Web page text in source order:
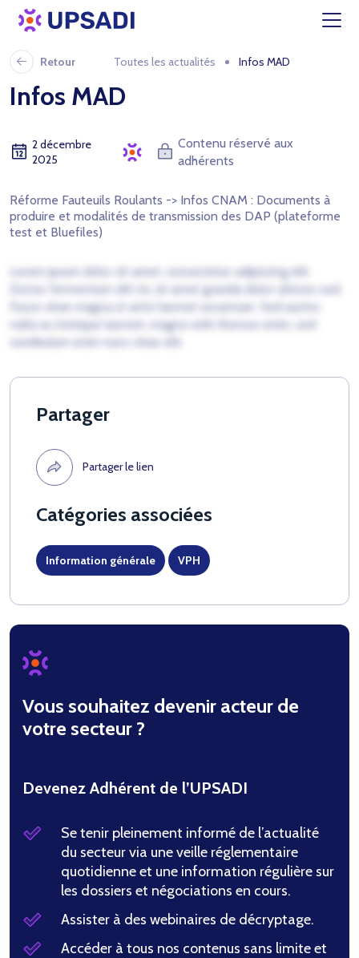
Retour Toutes les actualités Infos MAD
Infos MAD
2 décembre
2025
Contenu réservé aux
adhérents
Réforme Fauteuils Roulants -> Infos CNAM : Documents à
produire et modalités de transmission des DAP (plateforme
test et Bluefiles)
Lorem ipsum dolor sit amet, consectetur adipiscing elit.
Donec fermentum elit mi, sit amet gravida dolor ultrices sed.
Fusce vitae magna ut ante laoreet accumsan. Sed auctor,
nulla eu tristique laoreet, magna velit rhoncus enim, sed
vestibulum enim nunc vitae elit.
Partager
Partager le lien
Catégories associées
Information générale VPH
Vous souhaitez devenir acteur de
votre secteur ?
Devenez Adhérent de l’UPSADI
Se tenir pleinement informé de l’actualité
du secteur via une veille réglementaire
quotidienne et une information régulière sur
les dossiers et négociations en cours.
Assister à des webinaires de décryptage.
Accéder à tous nos contenus sans limite et